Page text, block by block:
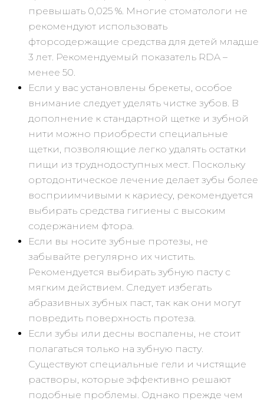
превышать 0,025 %. Многие стоматологи не
рекомендуют использовать
фторсодержащие средства для детей младше
3 лет. Рекомендуемый показатель RDA –
менее 50.
Если у вас установлены брекеты, особое
внимание следует уделять чистке зубов. В
дополнение к стандартной щетке и зубной
нити можно приобрести специальные
щетки, позволяющие легко удалять остатки
пищи из труднодоступных мест. Поскольку
ортодонтическое лечение делает зубы более
восприимчивыми к кариесу, рекомендуется
выбирать средства гигиены с высоким
содержанием фтора.
Если вы носите зубные протезы, не
забывайте регулярно их чистить.
Рекомендуется выбирать зубную пасту с
мягким действием. Следует избегать
абразивных зубных паст, так как они могут
повредить поверхность протеза.
Если зубы или десны воспалены, не стоит
полагаться только на зубную пасту.
Существуют специальные гели и чистящие
растворы, которые эффективно решают
подобные проблемы. Однако прежде чем